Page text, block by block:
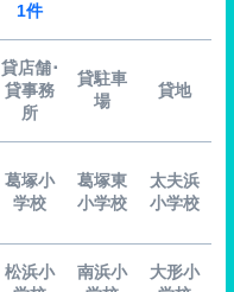
1件
貸店舗･
貸事務
所
貸駐車
場
貸地
葛塚小
学校
葛塚東
小学校
太夫浜
小学校
松浜小
南浜小
大形小